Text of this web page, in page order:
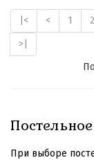
|< < 1 2
>|
При выборе